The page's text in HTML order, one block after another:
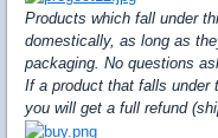
Products which fall under
domestically, as long as
packaging. No questions
If a product that falls under
you will get a full refund